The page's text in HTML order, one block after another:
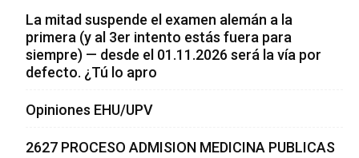
La mitad suspende el examen alemán a la
primera (y al 3er intento estás fuera para
siempre) — desde el 01.11.2026 será la vía por
defecto. ¿Tú lo apro
Opiniones EHU/UPV
2627 PROCESO ADMISION MEDICINA PUBLICAS